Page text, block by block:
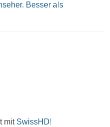
Besser als
mitSwissHD!